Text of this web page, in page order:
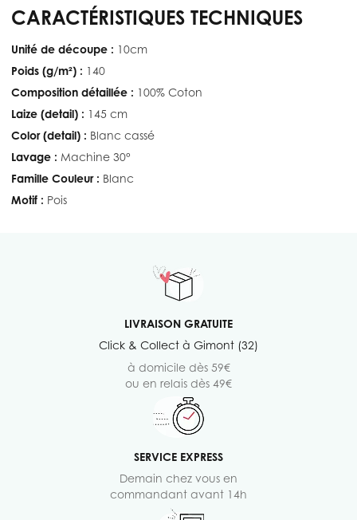
CARACTÉRISTIQUES TECHNIQUES
Unité de découpe : 10cm
Poids (g/m²) : 140
Composition détaillée : 100% Coton
Laize (detail) : 145 cm
Color (detail) : Blanc cassé
Lavage : Machine 30°
Famille Couleur : Blanc
Motif : Pois
LIVRAISON GRATUITE
Click & Collect à Gimont (32)
à domicile dès 59€
ou en relais dès 49€
SERVICE EXPRESS
Demain chez vous en
commandant avant 14h